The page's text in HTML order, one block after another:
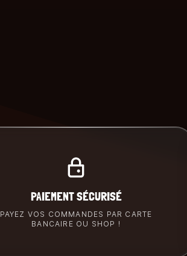
PAIEMENT SÉCURISÉ
PAYEZ VOS COMMANDES PAR CARTE
BANCAIRE OU SHOP !